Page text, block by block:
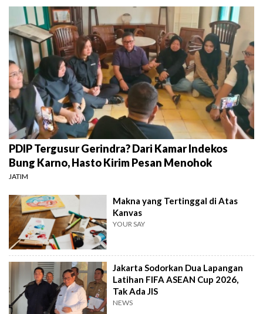
PDIP Tergusur Gerindra? Dari Kamar Indekos
Bung Karno, Hasto Kirim Pesan Menohok
JATIM
Makna yang Tertinggal di Atas
Kanvas
YOUR SAY
Jakarta Sodorkan Dua Lapangan
Latihan FIFA ASEAN Cup 2026,
Tak Ada JIS
NEWS